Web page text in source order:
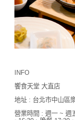
INFO
饗食天堂 大直店
地址 : 台北市中山區
營業時間 : 週一 ~ 週